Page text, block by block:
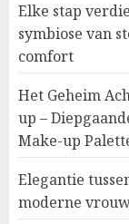
Elke stap
symbiose van
comfort
Het Geheim
up –
Make-up
Elegantie
moderne